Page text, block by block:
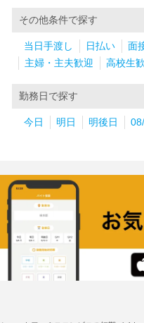
その他条件で探す
当日手渡し 日払い 面
主婦・主夫歓迎
高校生
勤務日で探す
今日 明日 明後日